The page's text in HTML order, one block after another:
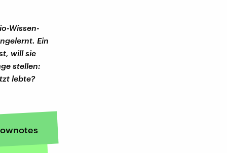
Wissen-
Ein
will sie
stellen:
lebte?